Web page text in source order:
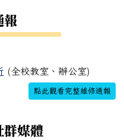
報
(全校教室、辦公室)
點此觀看完整維修通報
群媒體